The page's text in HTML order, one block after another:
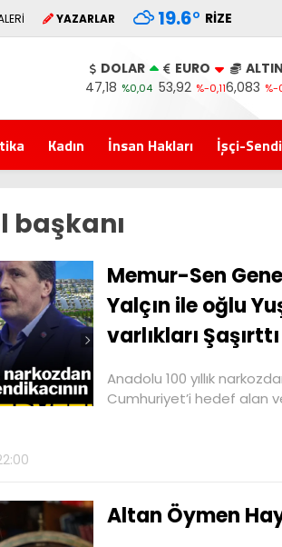
YAZARLAR 19.6° RIZE
DOLAR
47,18 %0,04
EURO
53,92 %-0,11
ALTIN
6,083 %-
Kadın İnsan Hakları İşçi-
başkanı
Memur-Sen
Yalçın ile oğlu
varlıkları Şaşırttı
Anadolu 100 yıllık
Cumhuriyet’i hedef alan
Altan Öymen